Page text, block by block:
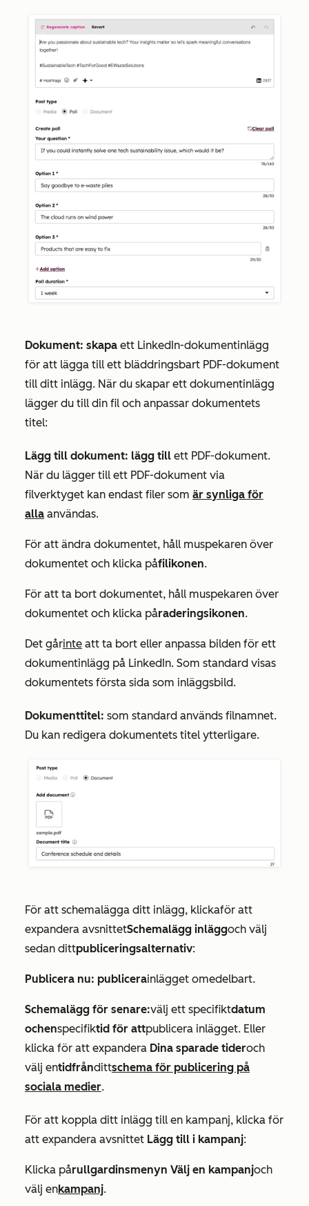
Dokument: skapa ett LinkedIn-dokumentinlägg
för att lägga till ett bläddringsbart PDF-dokument
till ditt inlägg. När du skapar ett dokumentinlägg
lägger du till din fil och anpassar dokumentets
titel:
Lägg till dokument: lägg till ett PDF-dokument.
När du lägger till ett PDF-dokument via
filverktyget kan endast filer som är synliga för
alla användas.
För att ändra dokumentet, håll muspekaren över
dokumentet och klicka påfilikonen.
För att ta bort dokumentet, håll muspekaren över
dokumentet och klicka påraderingsikonen.
Det gårinte att ta bort eller anpassa bilden för ett
dokumentinlägg på LinkedIn. Som standard visas
dokumentets första sida som inläggsbild.
Dokumenttitel: som standard används filnamnet.
Du kan redigera dokumentets titel ytterligare.
För att schemalägga ditt inlägg, klickaför att
expandera avsnittetSchemalägg inläggoch välj
sedan dittpubliceringsalternativ:
Publicera nu: publicerainlägget omedelbart.
Schemalägg för senare:välj ett specifiktdatum
ochenspecifiktid för attpublicera inlägget. Eller
klicka för att expandera Dina sparade tideroch
välj entidfråndittschema för publicering på
sociala medier.
För att koppla ditt inlägg till en kampanj, klicka för
att expandera avsnittet Lägg till i kampanj:
Klicka pårullgardinsmenyn Välj en kampanjoch
välj enkampanj.